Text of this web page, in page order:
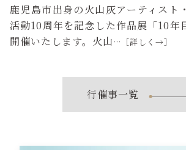
鹿児島市出身の火山灰アーティスト
活動10周年を記念した作品展「10年
開催いたします。火山 …［詳しく→］
行催事一覧